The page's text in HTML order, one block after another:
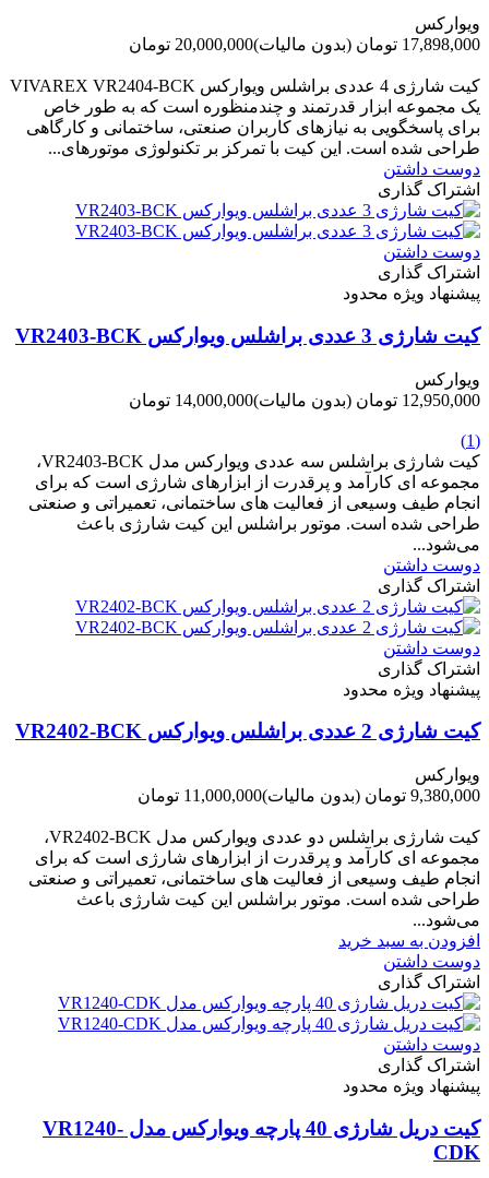
ویوارکس
17,898,000 تومان
(بدون مالیات)20,000,000 تومان
کیت شارژی 4 عددی براشلس ویوارکس VIVAREX VR2404-BCK
یک مجموعه ابزار قدرتمند و چندمنظوره است که به طور خاص
برای پاسخگویی به نیازهای کاربران صنعتی، ساختمانی و کارگاهی
طراحی شده است. این کیت با تمرکز بر تکنولوژی موتورهای...
دوست داشتن
اشتراک گذاری
دوست داشتن
اشتراک گذاری
پیشنهاد ویژه محدود
کیت شارژی 3 عددی براشلس ویوارکس VR2403-BCK
ویوارکس
12,950,000 تومان
(بدون مالیات)14,000,000 تومان
(1)
کیت شارژی براشلس سه عددی ویوارکس مدل VR2403-BCK،
مجموعه ای کارآمد و پرقدرت از ابزارهای شارژی است که برای
انجام طیف وسیعی از فعالیت های ساختمانی، تعمیراتی و صنعتی
طراحی شده است. موتور براشلس این کیت شارژی باعث
می‌شود...
دوست داشتن
اشتراک گذاری
دوست داشتن
اشتراک گذاری
پیشنهاد ویژه محدود
کیت شارژی 2 عددی براشلس ویوارکس VR2402-BCK
ویوارکس
9,380,000 تومان
(بدون مالیات)11,000,000 تومان
کیت شارژی براشلس دو عددی ویوارکس مدل VR2402-BCK،
مجموعه ای کارآمد و پرقدرت از ابزارهای شارژی است که برای
انجام طیف وسیعی از فعالیت های ساختمانی، تعمیراتی و صنعتی
طراحی شده است. موتور براشلس این کیت شارژی باعث
می‌شود...
افزودن به سبد خرید
دوست داشتن
اشتراک گذاری
دوست داشتن
اشتراک گذاری
پیشنهاد ویژه محدود
کیت دریل شارژی 40 پارچه ویوارکس مدل VR1240-
CDK